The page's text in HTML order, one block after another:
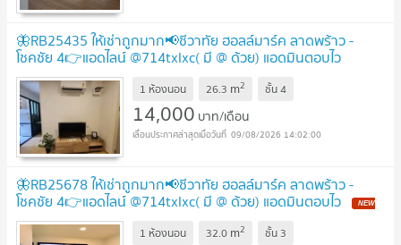
🦋RB25435 ให้เช่าถูกมาก📢ชีวาทัย ฮอลล์มาร์ค ลาดพร้าว -
โชคชัย 4👉แอดไลน์ @714txlxc( มี @ ด้วย) แอดมินตอบไว
UPDATE !
1 ห้องนอน 26.3 m2 ชั้น4
14,000 บาท/เดือน
09/08/2026 14:02:00
🦋RB25678 ให้เช่าถูกมาก📢ชีวาทัย ฮอลล์มาร์ค ลาดพร้าว -
โชคชัย 4👉แอดไลน์ @714txlxc( มี @ ด้วย) แอดมินตอบไว NEW
!
1 ห้องนอน 32.0 m2 ชั้น 3